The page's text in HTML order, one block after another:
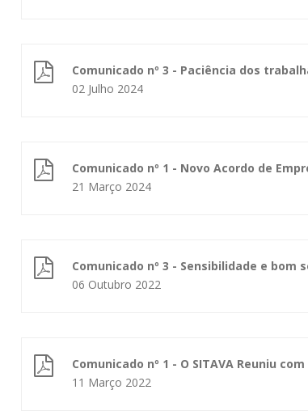
Comunicado nº 3 - Paciência dos
02 Julho 2024
Comunicado nº 1 - Novo Acordo de
21 Março 2024
Comunicado nº 3 - Sensibilidade e bom
06 Outubro 2022
Comunicado nº 1 - O SITAVA Reuniu
11 Março 2022